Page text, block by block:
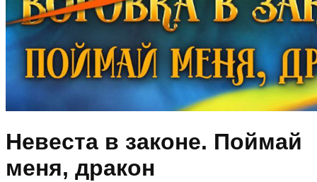
Невеста в законе. Поймай
меня, дракон